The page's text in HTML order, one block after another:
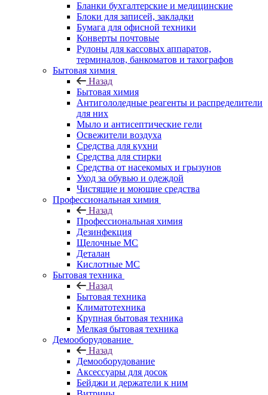
Бланки бухгалтерские и медицинские
Блоки для записей, закладки
Бумага для офисной техники
Конверты почтовые
Рулоны для кассовых аппаратов,
терминалов, банкоматов и тахографов
Бытовая химия
Назад
Бытовая химия
Антигололедные реагенты и распределители
для них
Мыло и антисептические гели
Освежители воздуха
Средства для кухни
Средства для стирки
Средства от насекомых и грызунов
Уход за обувью и одеждой
Чистящие и моющие средства
Профессиональная химия
Назад
Профессиональная химия
Дезинфекция
Щелочные МС
Деталан
Кислотные МС
Бытовая техника
Назад
Бытовая техника
Климатотехника
Крупная бытовая техника
Мелкая бытовая техника
Демооборудование
Назад
Демооборудование
Аксессуары для досок
Бейджи и держатели к ним